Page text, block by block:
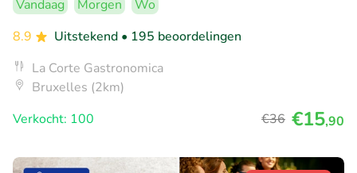
Vandaag Morgen
Wo
8.9
Uitstekend • 195 beoordelingen
La Corte Gastronomica
Bruxelles (2km)
Verkocht: 100
€36 €15,90